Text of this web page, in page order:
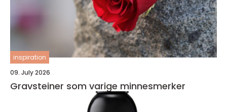
inspiration
09. July 2026
Gravsteiner som varige minnesmerker